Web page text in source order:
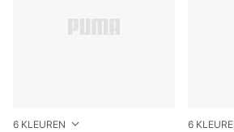
6 KLEUREN 6